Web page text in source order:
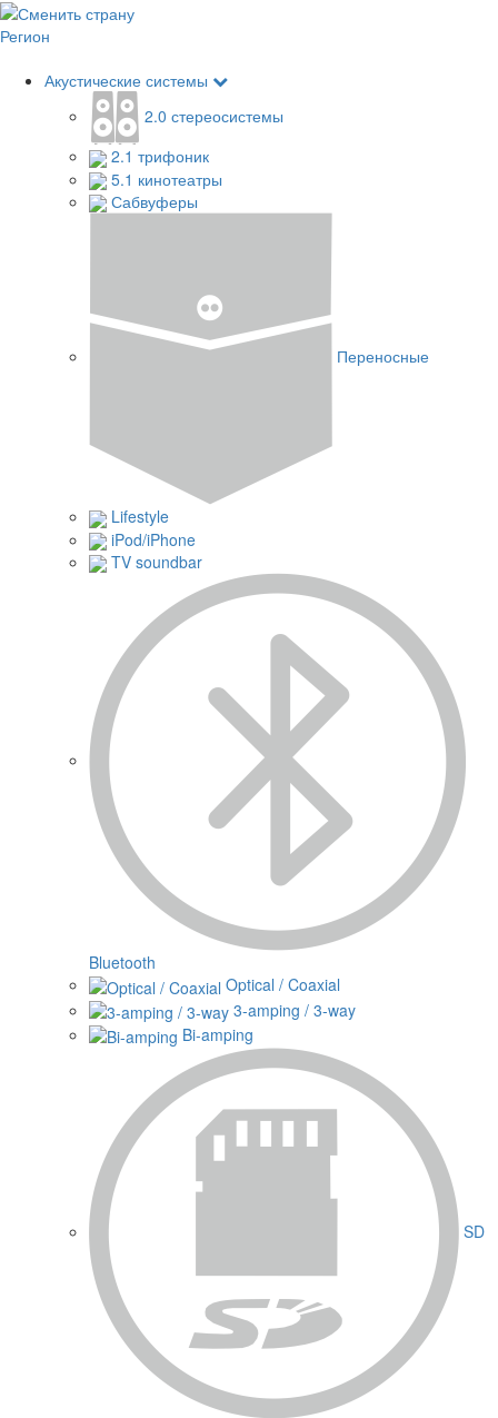
Регион
Акустические системы
2.0 стереосистемы
2.1 трифоник
5.1 кинотеатры
Сабвуферы
Переносные
Lifestyle
iPod/iPhone
TV soundbar
Bluetooth
Optical / Coaxial
3-amping / 3-way
Bi-amping
SD